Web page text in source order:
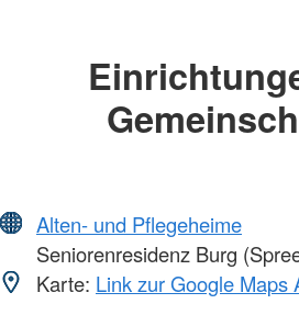
Alten- und Pflegeheime
Seniorenresidenz Burg
Karte: Link zur Google Maps